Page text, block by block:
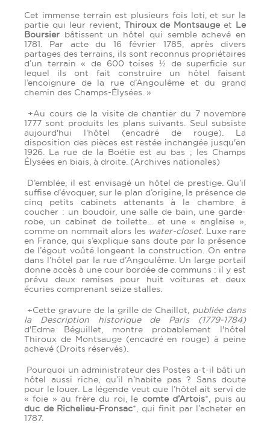
Cet immense terrain est plusieurs fois loti, et sur la
partie qui leur revient, Thiroux de Montsauge et Le
Boursier bâtissent un hôtel qui semble achevé en
1781. Par acte du 16 février 1785, après divers
partages des terrains, ils sont reconnus propriétaires
d’un terrain « de 600 toises ½ de superficie sur
lequel ils ont fait construire un hôtel faisant
l’encoignure de la rue d’Angoulême et du grand
chemin des Champs-Élysées. »
+Au cours de la visite de chantier du 7 novembre
1777 sont produits les plans suivants. Seul subsiste
aujourd'hui l'hôtel (encadré de rouge). La
disposition des pièces est restée inchangée jusqu'en
1926. La rue de la Boétie est au bas ; les Champs
Élysées en biais, à droite. (Archives nationales)
D’emblée, il est envisagé un hôtel de prestige. Qu’il
suffise d’évoquer, sur le plan d’origine, la présence de
cinq petits cabinets attenants à la chambre à
coucher : un boudoir, une salle de bain, une garde-
robe, un cabinet de toilette… et une « anglaise »,
comme on nommait alors les water-closet. Luxe rare
en France, qui s’explique sans doute par la présence
de l’égout voûté longeant la construction. On entre
dans l’hôtel par la rue d’Angoulême. Un large portail
donne accès à une cour bordée de communs : il y est
prévu deux remises pour huit voitures et deux
écuries comprenant seize stalles.
+Cette gravure de la grille de Chaillot, publiée dans
la Description historique de Paris (1779-1784)
d'Edme Béguillet, montre probablement l'hôtel
Thiroux de Montsauge (encadré en rouge) à peine
achevé (Droits réservés).
Pourquoi un administrateur des Postes a-t-il bâti un
hôtel aussi riche, qu’il n’habite pas ? Sans doute
pour le louer. La légende veut que l’hôtel ait servi de
« foie » au frère du roi, le comte d’Artois*, puis au
duc de Richelieu-Fronsac*, qui finit par l’acheter en
1787.